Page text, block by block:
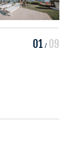
01 / 09